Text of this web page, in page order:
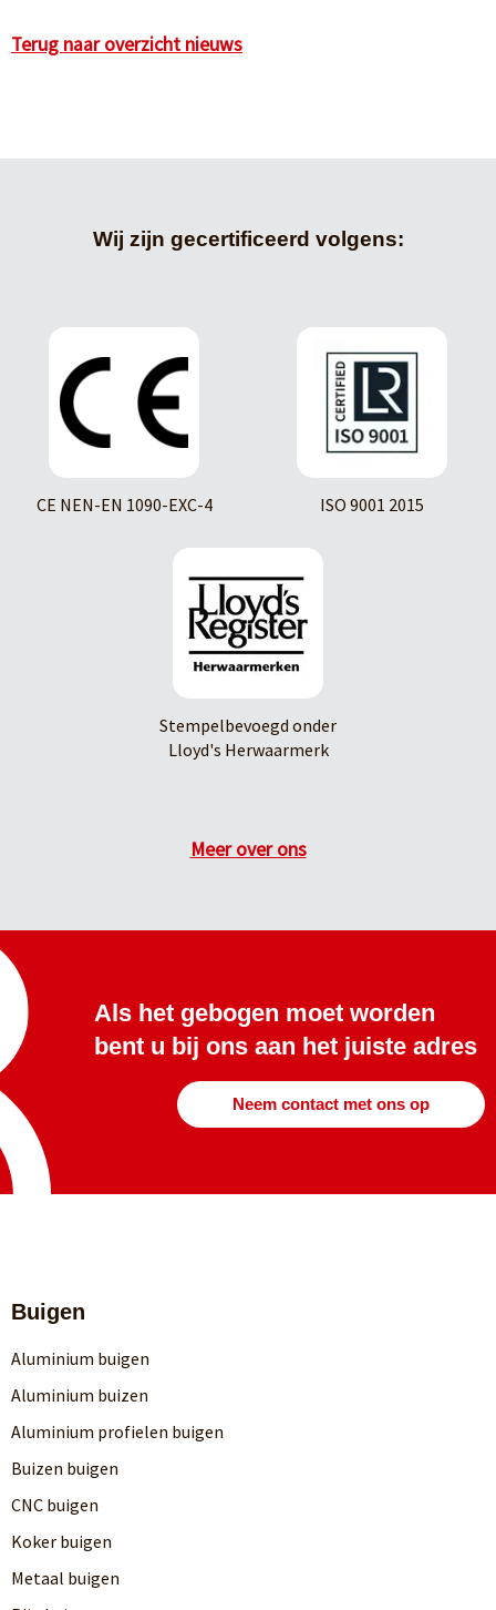
Terug naar overzicht nieuws
Wij zijn gecertificeerd volgens:
CE NEN-EN 1090-EXC-4 ISO 9001 2015
Stempelbevoegd onder
Lloyd's Herwaarmerk
Meer over ons
Als het gebogen moet worden
bent u bij ons aan het juiste adres
Neem contact met ons op
Buigen
Aluminium buigen
Aluminium buizen
Aluminium profielen buigen
Buizen buigen
CNC buigen
Koker buigen
Metaal buigen